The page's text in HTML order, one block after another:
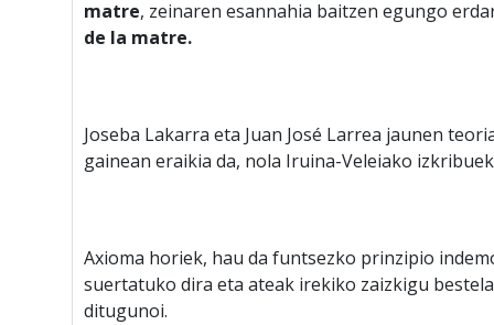
matre, zeinaren esannahia baitzen egungo
de la matre.
Joseba Lakarra eta Juan José Larrea jaunen
gainean eraikia da, nola Iruina-Veleiako
Axioma horiek, hau da funtsezko prinzipio
suertatuko dira eta ateak irekiko zaizkigu
ditugunoi.